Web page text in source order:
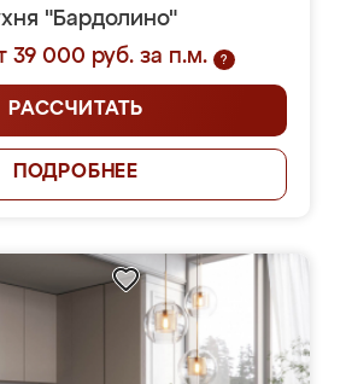
"Бардолино"
39 000 руб. за п.м.
?
РАССЧИТАТЬ
ПОДРОБНЕЕ